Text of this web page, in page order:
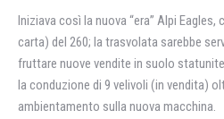
Iniziava così la nuova “era” Alpi
carta) del 260; la trasvolata sarebbe
fruttare nuove vendite in suolo
la conduzione di 9 velivoli (in vendita)
ambientamento sulla nuova macchina.